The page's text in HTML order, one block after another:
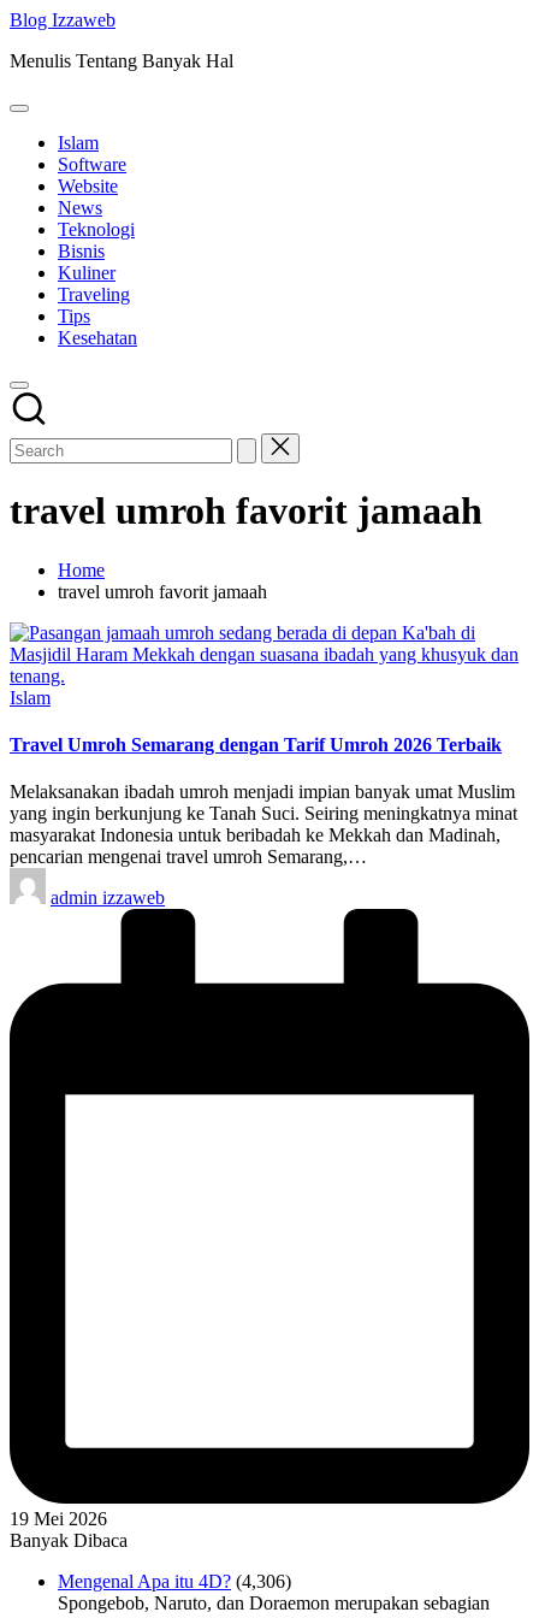
Skip
content
Blog Izzaweb
Menulis Tentang Banyak Hal
Islam
Software
Website
News
Teknologi
Bisnis
Kuliner
Traveling
Tips
Kesehatan
travel umroh favorit jamaah
Home
travel umroh favorit jamaah
Posted
Islam
Travel Umroh Semarang dengan Tarif Umroh 2026 Terbaik
Melaksanakan ibadah umroh menjadi impian banyak umat Muslim
yang ingin berkunjung ke Tanah Suci. Seiring meningkatnya minat
masyarakat Indonesia untuk beribadah ke Mekkah dan Madinah,
pencarian mengenai travel umroh Semarang,…
Posted
by
admin izzaweb
19 Mei 2026
Banyak Dibaca
Mengenal Apa itu 4D? (4,306)
Spongebob, Naruto, dan Doraemon merupakan sebagian